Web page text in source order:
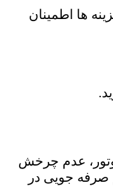
ها اطمینان
عدم چرخش
جویی در